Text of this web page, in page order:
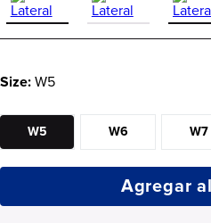
Size: W5
W5 W6 W7
Agregar